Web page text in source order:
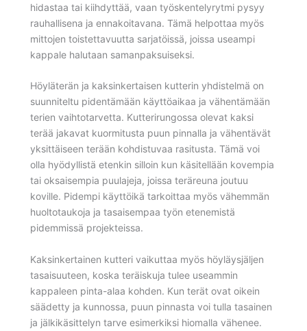
hidastaa tai kiihdyttää, vaan työskentelyrytmi pysyy
rauhallisena ja ennakoitavana. Tämä helpottaa myös
mittojen toistettavuutta sarjatöissä, joissa useampi
kappale halutaan samanpaksuiseksi.
Höyläterän ja kaksinkertaisen kutterin yhdistelmä on
suunniteltu pidentämään käyttöaikaa ja vähentämään
terien vaihtotarvetta. Kutterirungossa olevat kaksi
terää jakavat kuormitusta puun pinnalla ja vähentävät
yksittäiseen terään kohdistuvaa rasitusta. Tämä voi
olla hyödyllistä etenkin silloin kun käsitellään kovempia
tai oksaisempia puulajeja, joissa teräreuna joutuu
koville. Pidempi käyttöikä tarkoittaa myös vähemmän
huoltotaukoja ja tasaisempaa työn etenemistä
pidemmissä projekteissa.
Kaksinkertainen kutteri vaikuttaa myös höyläysjäljen
tasaisuuteen, koska teräiskuja tulee useammin
kappaleen pinta-alaa kohden. Kun terät ovat oikein
säädetty ja kunnossa, puun pinnasta voi tulla tasainen
ja jälkikäsittelyn tarve esimerkiksi hiomalla vähenee.